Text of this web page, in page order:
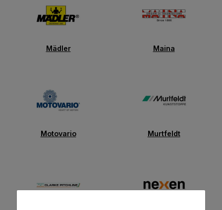
Mädler Maina
Motovario Murtfeldt